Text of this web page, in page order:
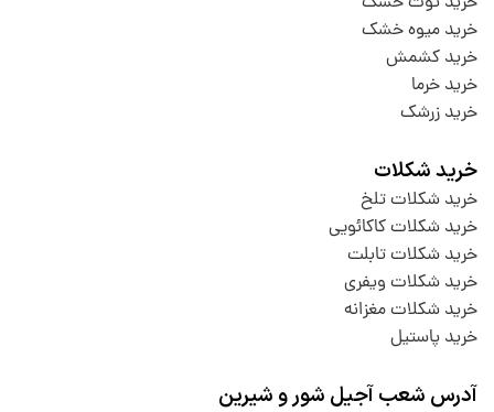
خرید میوه خشک
خرید کشمش
خرید خرما
خرید زرشک
خرید شکلات
خرید شکلات تلخ
خرید شکلات کاکائویی
خرید شکلات تابلت
خرید شکلات ویفری
خرید شکلات مغزانه
خرید پاستیل
آدرس شعب آجیل شور و شیرین